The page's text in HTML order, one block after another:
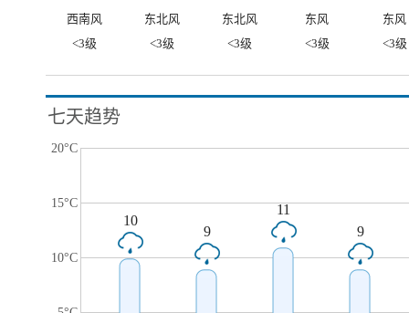
西南风 东北风 东北风 东风
东风
<3级
<3级 <3级 <3级 <3级
七天趋势
20°C
15°C
10°C
10
9
11
9